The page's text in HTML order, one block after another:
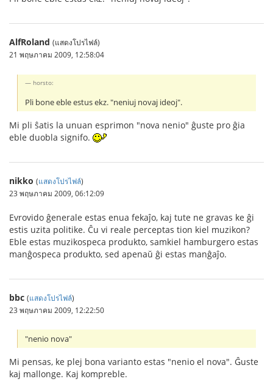
AlfRoland (แสดงโปรไฟล์)
21 พฤษภาคม 2009, 12:58:04
horsto:
Pli bone eble estus ekz. "neniuj novaj ideoj".
Mi pli ŝatis la unuan esprimon "nova nenio" ĝuste pro ĝia
eble duobla signifo.
nikko (แสดงโปรไฟล์)
23 พฤษภาคม 2009, 06:12:09
Evrovido ĝenerale estas enua fekaĵo, kaj tute ne gravas ke ĝi
estis uzita politike. Ĉu vi reale perceptas tion kiel muzikon?
Eble estas muzikospeca produkto, samkiel hamburgero estas
manĝospeca produkto, sed apenaŭ ĝi estas manĝaĵo.
bbc (แสดงโปรไฟล์)
23 พฤษภาคม 2009, 12:22:50
"nenio nova"
Mi pensas, ke plej bona varianto estas "nenio el nova". Ĝuste
kaj mallonge. Kaj kompreble.